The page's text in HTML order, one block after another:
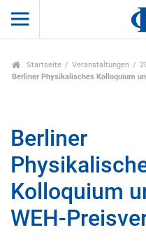
Startseite Veranstaltungen
Berliner Physikalisches Kolloquium
Berliner
Kolloquium
WEH-